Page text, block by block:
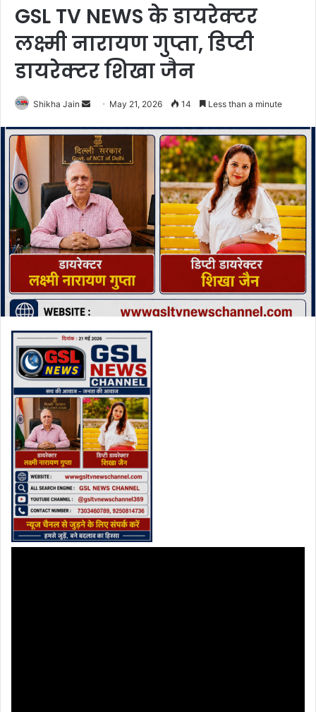
GSL TV NEWS के डायरेक्टर
लक्ष्मी नारायण गुप्ता, डिप्टी
डायरेक्टर शिखा जैन
Shikha Jain
n
d
a
n
e
m
a
i
l
May 21, 2026 14 Less than a minute